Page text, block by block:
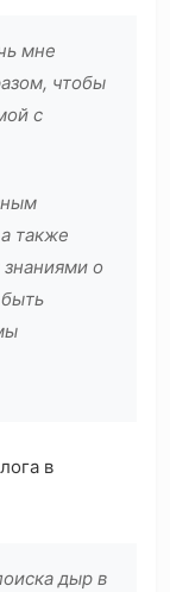
мне
чтобы
с
также
о
в
дыр в